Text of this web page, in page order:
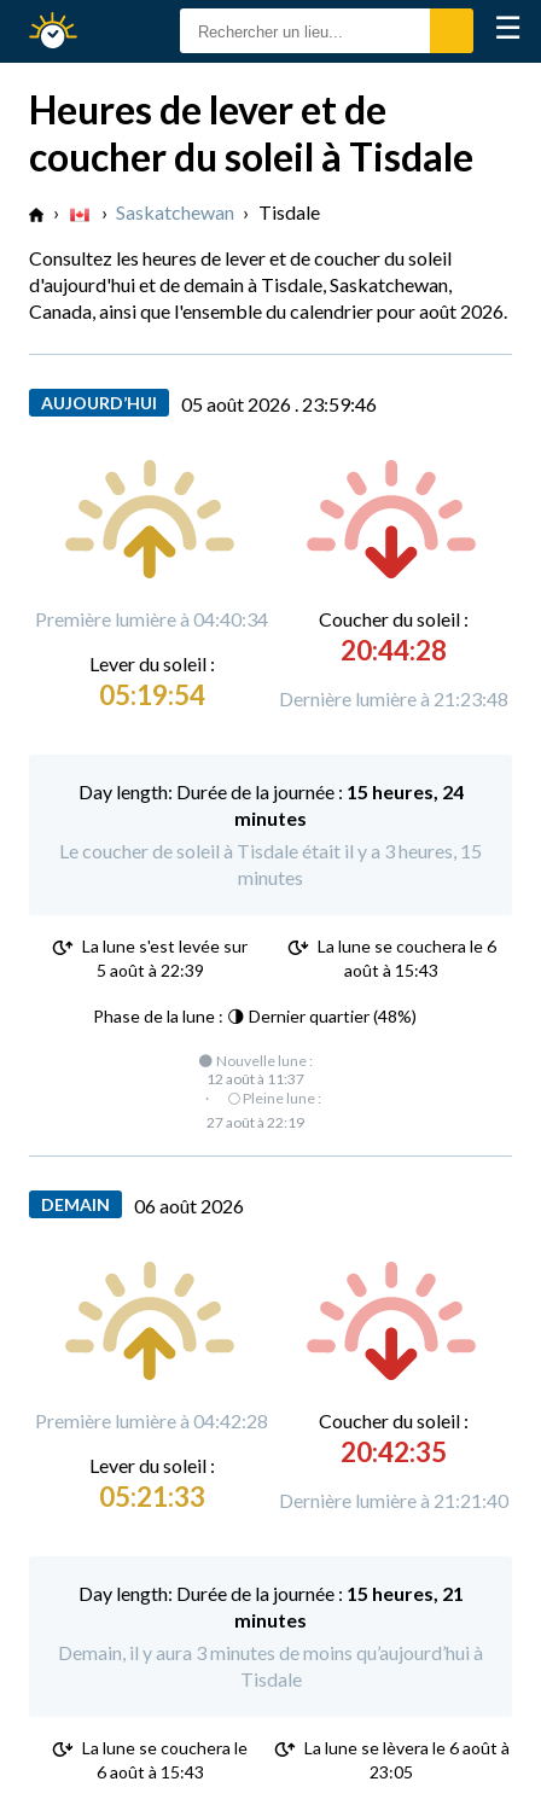
Calendrier
Solaire
☰
Heures de lever et de
coucher du soleil à Tisdale
› › Saskatchewan › Tisdale
Consultez les heures de lever et de coucher du soleil
d'aujourd'hui et de demain à Tisdale, Saskatchewan,
Canada, ainsi que l'ensemble du calendrier pour août 2026.
AUJOURD’HUI 05 août 2026 . 23:59:47
Première lumière à 04:40:34
Lever du soleil :
05:19:54
Coucher du soleil :
20:44:28
Dernière lumière à 21:23:48
Durée de la journée : 15 heures, 24
minutes
Le coucher de soleil à Tisdale était il y a 3 heures, 15
minutes
La lune s'est levée sur
5 août à 22:39
La lune se couchera le 6
août à 15:43
Phase de la lune : 🌗 Dernier quartier (48%)
🌑 Nouvelle lune :
12 août à 11:37
·
🌕 Pleine lune :
27 août à 22:19
DEMAIN 06 août 2026
Première lumière à 04:42:28
Lever du soleil :
05:21:33
Coucher du soleil :
20:42:35
Dernière lumière à 21:21:40
Durée de la journée : 15 heures, 21
minutes
Demain, il y aura 3 minutes de moins qu’aujourd’hui à
Tisdale
La lune se couchera le
6 août à 15:43
La lune se lèvera le 6 août à
23:05